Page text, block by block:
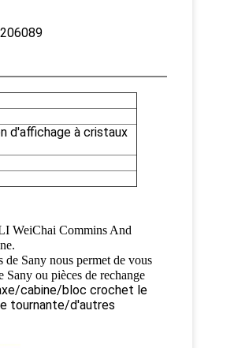
d'affichage à cristaux
WeiChai Commins And
de Sany nous permet de vous
ou pièces de rechange
cabine/bloc crochet le
tournante/d'autres